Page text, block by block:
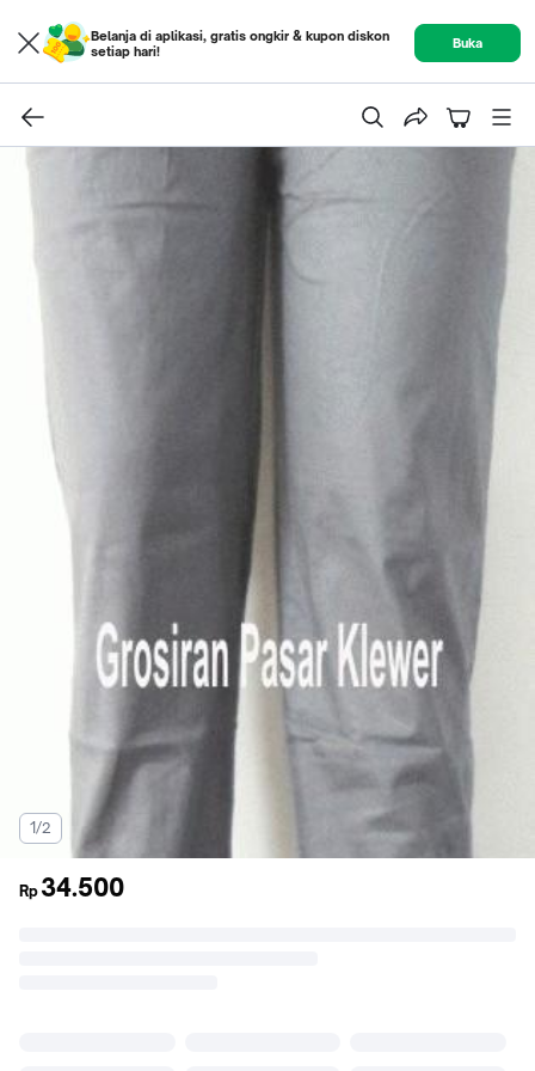
Belanja di aplikasi, gratis ongkir & kupon diskon
setiap hari!
Buka
1/2
Rp 34.500